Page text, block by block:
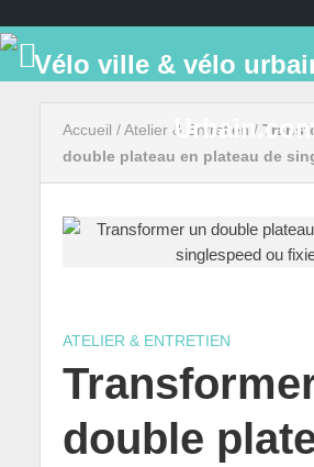
Accueil /Atelier & Entretien /
double plateau en plateau de
ATELIER & ENTRETIEN
double